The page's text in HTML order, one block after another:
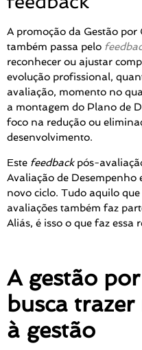
A promoção da Gestão
também passa pelo
reconhecer ou ajustar
evolução profissional,
avaliação, momento no
a montagem do Plano de
foco na redução ou
desenvolvimento.
Este feedbackpós-
Avaliação de
novo ciclo. Tudo aquilo
avaliações também faz
Aliás, é isso o que faz essa
A gestão
busca
à gestão